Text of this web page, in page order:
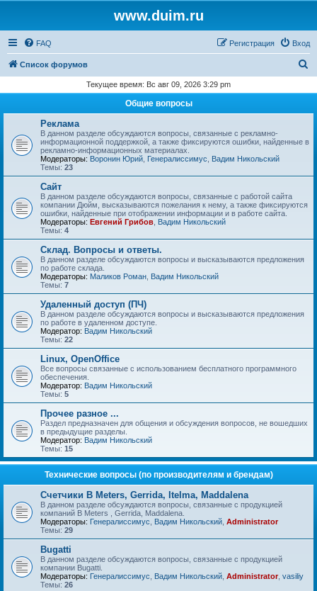
www.duim.ru
FAQ Вход
Регистрация
Список форумов
с
Текущее время: Вс авг 09, 2026 3:29 pm
Общие вопросы
Реклама
В данном разделе обсуждаются вопросы, связанные с рекламно-
информационной поддержкой, а также фиксируются ошибки, найденные в
рекламно-информационных материалах.
Модераторы: Воронин Юрий Генералиссимус
Вадим Никольский
Темы: 23
Сайт
В данном разделе обсуждаются вопросы, связанные с работой сайта
компании Дюйм, высказываются пожелания к нему, а также фиксируются
ошибки, найденные при отображении информации и в работе сайта.
Модераторы: Евгений Грибов Вадим Никольский
Темы: 4
Склад. Вопросы и ответы.
В данном разделе обсуждаются вопросы и высказываются предложения
по работе склада.
Модераторы: Маликов Роман Вадим Никольский
Темы: 7
Удаленный доступ (ПЧ)
В данном разделе обсуждаются вопросы и высказываются предложения
по работе в удаленном доступе.
Модератор: Вадим Никольский
Темы: 22
Linux, OpenOffice
Все вопросы связанные с использованием бесплатного программного
обеспечения.
Модератор: Вадим Никольский
Темы: 5
Прочее разное ...
Раздел предназначен для общения и обсуждения вопросов, не вошедших
в предыдущие разделы.
Модератор: Вадим Никольский
Темы: 15
Технические вопросы (по производителям и брендам)
Счетчики B Meters, Gerrida, Itelma, Maddalena
В данном разделе обсуждаются вопросы, связанные с продукцией
компаний B Meters , Gerrida, Maddalena.
Модераторы: Генералиссимус Вадим Никольский Administrator
Темы: 29
Bugatti
В данном разделе обсуждаются вопросы, связанные с продукцией
компании Bugatti.
Модераторы: Генералиссимус Вадим Никольский Administrator, vasiliy
Темы: 26